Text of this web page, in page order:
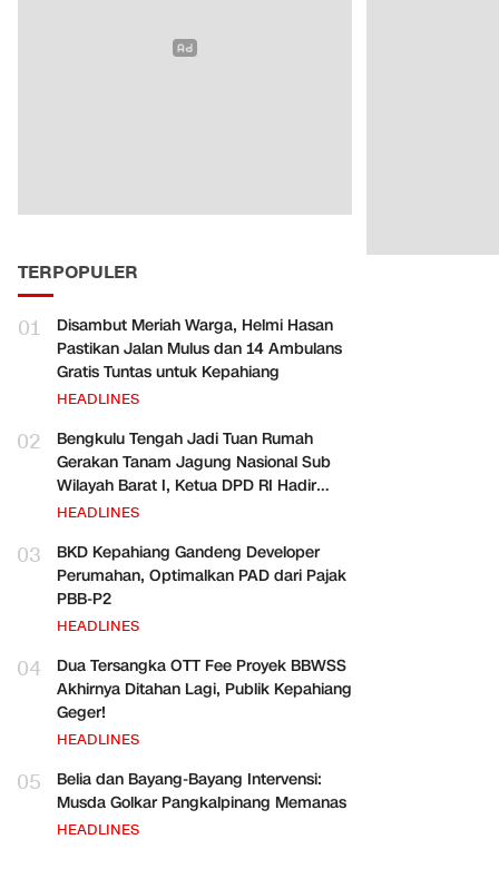
TERPOPULER
01
Disambut Meriah Warga, Helmi Hasan
Pastikan Jalan Mulus dan 14 Ambulans
Gratis Tuntas untuk Kepahiang
HEADLINES
02
Bengkulu Tengah Jadi Tuan Rumah
Gerakan Tanam Jagung Nasional Sub
Wilayah Barat I, Ketua DPD RI Hadir
Bersama Para Pejabat Pusat
HEADLINES
03
BKD Kepahiang Gandeng Developer
Perumahan, Optimalkan PAD dari Pajak
PBB-P2
HEADLINES
04
Dua Tersangka OTT Fee Proyek BBWSS
Akhirnya Ditahan Lagi, Publik Kepahiang
Geger!
HEADLINES
05
Belia dan Bayang-Bayang Intervensi:
Musda Golkar Pangkalpinang Memanas
HEADLINES